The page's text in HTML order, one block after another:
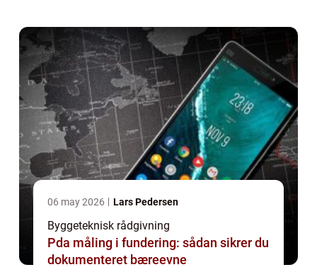
06 may 2026 Lars Pedersen
Byggeteknisk rådgivning
Pda måling i fundering: sådan sikrer du
dokumenteret bæreevne